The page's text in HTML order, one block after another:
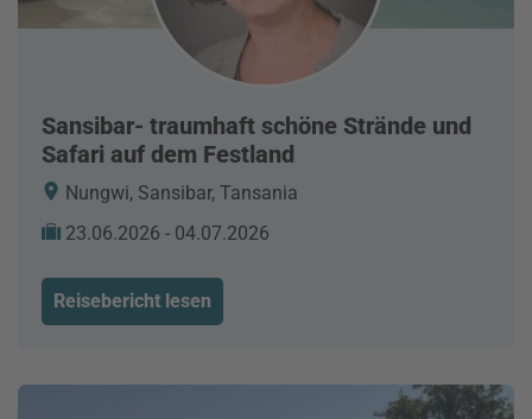
Sansibar- traumhaft schöne Strände und
Safari auf dem Festland
Nungwi, Sansibar, Tansania
23.06.2026 - 04.07.2026
Reisebericht lesen